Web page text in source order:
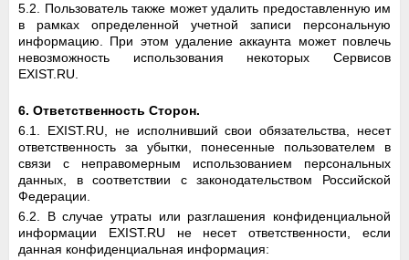
5.2. Пользователь также может удалить предоставленную им
в рамках определенной учетной записи персональную
информацию. При этом удаление аккаунта может повлечь
невозможность использования некоторых Сервисов
EXIST.RU.
6. Ответственность Сторон.
6.1. EXIST.RU, не исполнивший свои обязательства, несет
ответственность за убытки, понесенные пользователем в
связи с неправомерным использованием персональных
данных, в соответствии с законодательством Российской
Федерации.
6.2. В случае утраты или разглашения конфиденциальной
информации EXIST.RU не несет ответственности, если
данная конфиденциальная информация: